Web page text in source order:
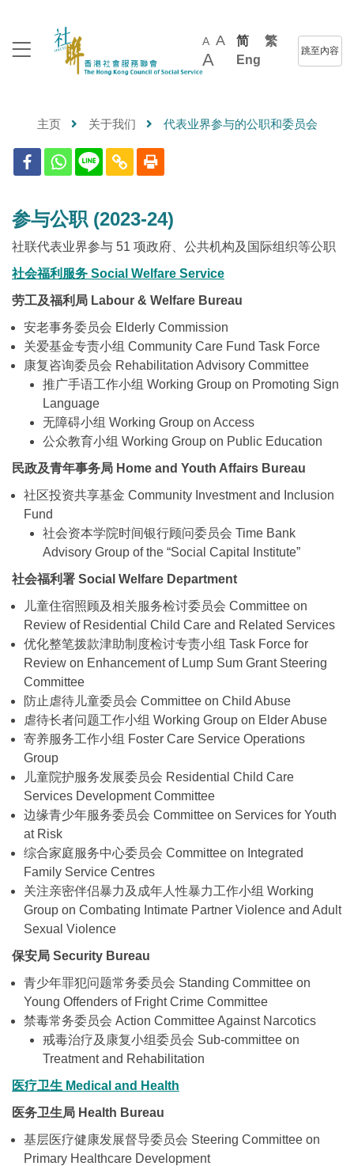
A A
A
简
繁
Eng
跳至內容
主页 关于我们 代表业界参与的公职和委员会
参与公职 (2023-24)
社联代表业界参与 51 项政府、公共机构及国际组织等公职
社会福利服务 Social Welfare Service
劳工及福利局 Labour & Welfare Bureau
安老事务委员会 Elderly Commission
关爱基金专责小组 Community Care Fund Task Force
康复咨询委员会 Rehabilitation Advisory Committee
推广手语工作小组 Working Group on Promoting Sign
Language
无障碍小组 Working Group on Access
公众教育小组 Working Group on Public Education
民政及青年事务局 Home and Youth Affairs Bureau
社区投资共享基金 Community Investment and Inclusion
Fund
社会资本学院时间银行顾问委员会 Time Bank
Advisory Group of the “Social Capital Institute”
社会福利署 Social Welfare Department
儿童住宿照顾及相关服务检讨委员会 Committee on
Review of Residential Child Care and Related Services
优化整笔拨款津助制度检讨专责小组 Task Force for
Review on Enhancement of Lump Sum Grant Steering
Committee
防止虐待儿童委员会 Committee on Child Abuse
虐待长者问题工作小组 Working Group on Elder Abuse
寄养服务工作小组 Foster Care Service Operations
Group
儿童院护服务发展委员会 Residential Child Care
Services Development Committee
边缘青少年服务委员会 Committee on Services for Youth
at Risk
综合家庭服务中心委员会 Committee on Integrated
Family Service Centres
关注亲密伴侣暴力及成年人性暴力工作小组 Working
Group on Combating Intimate Partner Violence and Adult
Sexual Violence
保安局 Security Bureau
青少年罪犯问题常务委员会 Standing Committee on
Young Offenders of Fright Crime Committee
禁毒常务委员会 Action Committee Against Narcotics
戒毒治疗及康复小组委员会 Sub‑committee on
Treatment and Rehabilitation
医疗卫生 Medical and Health
医务卫生局 Health Bureau
基层医疗健康发展督导委员会 Steering Committee on
Primary Healthcare Development